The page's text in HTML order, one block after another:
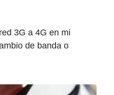
3G a 4G en mi
de banda o